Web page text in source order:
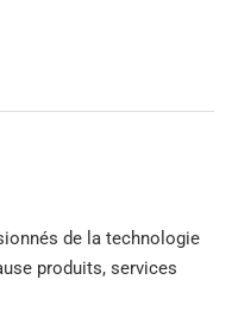
de la technologie
produits, services